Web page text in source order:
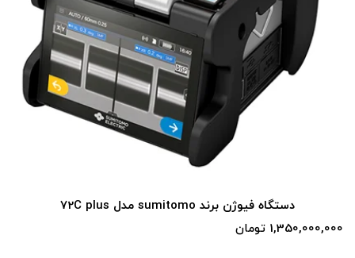
دستگاه فیوژن برند sumitomo مدل 72C plus
تومان